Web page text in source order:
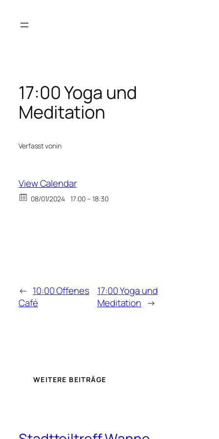
Inhalt
17:00 Yoga und
Meditation
Verfasst vonin
View Calendar
08/01/2024 17:00 – 18:30
← 10:00 Offenes
Café
17:00 Yoga und
Meditation →
WEITERE BEITRÄGE